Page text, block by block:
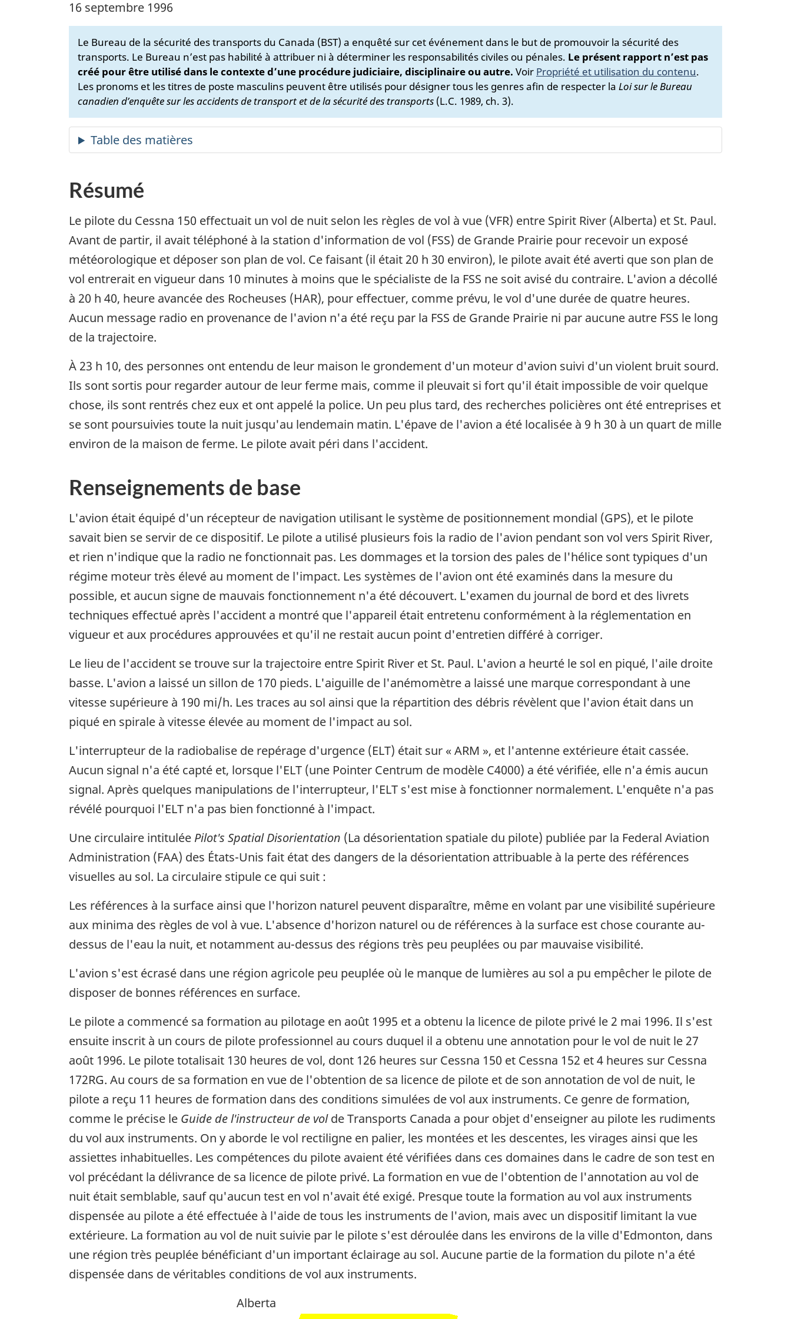
16 septembre 1996
Le Bureau de la sécurité des transports du Canada (BST) a enquêté sur cet événement dans le but de promouvoir la sécurité des
transports. Le Bureau n’est pas habilité à attribuer ni à déterminer les responsabilités civiles ou pénales. Le présent rapport n’est pas
créé pour être utilisé dans le contexte d’une procédure judiciaire, disciplinaire ou autre. Voir Propriété et utilisation du contenu.
Les pronoms et les titres de poste masculins peuvent être utilisés pour désigner tous les genres afin de respecter la Loi sur le Bureau
canadien d’enquête sur les accidents de transport et de la sécurité des transports (L.C. 1989, ch. 3).
Résumé
Le pilote du Cessna 150 effectuait un vol de nuit selon les règles de vol à vue (VFR) entre Spirit River (Alberta) et St. Paul.
Avant de partir, il avait téléphoné à la station d'information de vol (FSS) de Grande Prairie pour recevoir un exposé
météorologique et déposer son plan de vol. Ce faisant (il était 20 h 30 environ), le pilote avait été averti que son plan de
vol entrerait en vigueur dans 10 minutes à moins que le spécialiste de la FSS ne soit avisé du contraire. L'avion a décollé
à 20 h 40, heure avancée des Rocheuses (HAR), pour effectuer, comme prévu, le vol d'une durée de quatre heures.
Aucun message radio en provenance de l'avion n'a été reçu par la FSS de Grande Prairie ni par aucune autre FSS le long
de la trajectoire.
À 23 h 10, des personnes ont entendu de leur maison le grondement d'un moteur d'avion suivi d'un violent bruit sourd.
Ils sont sortis pour regarder autour de leur ferme mais, comme il pleuvait si fort qu'il était impossible de voir quelque
chose, ils sont rentrés chez eux et ont appelé la police. Un peu plus tard, des recherches policières ont été entreprises et
se sont poursuivies toute la nuit jusqu'au lendemain matin. L'épave de l'avion a été localisée à 9 h 30 à un quart de mille
environ de la maison de ferme. Le pilote avait péri dans l'accident.
Renseignements de base
L'avion était équipé d'un récepteur de navigation utilisant le système de positionnement mondial (GPS), et le pilote
savait bien se servir de ce dispositif. Le pilote a utilisé plusieurs fois la radio de l'avion pendant son vol vers Spirit River,
et rien n'indique que la radio ne fonctionnait pas. Les dommages et la torsion des pales de l'hélice sont typiques d'un
régime moteur très élevé au moment de l'impact. Les systèmes de l'avion ont été examinés dans la mesure du
possible, et aucun signe de mauvais fonctionnement n'a été découvert. L'examen du journal de bord et des livrets
techniques effectué après l'accident a montré que l'appareil était entretenu conformément à la réglementation en
vigueur et aux procédures approuvées et qu'il ne restait aucun point d'entretien différé à corriger.
Le lieu de l'accident se trouve sur la trajectoire entre Spirit River et St. Paul. L'avion a heurté le sol en piqué, l'aile droite
basse. L'avion a laissé un sillon de 170 pieds. L'aiguille de l'anémomètre a laissé une marque correspondant à une
vitesse supérieure à 190 mi/h. Les traces au sol ainsi que la répartition des débris révèlent que l'avion était dans un
piqué en spirale à vitesse élevée au moment de l'impact au sol.
L'interrupteur de la radiobalise de repérage d'urgence (ELT) était sur « ARM », et l'antenne extérieure était cassée.
Aucun signal n'a été capté et, lorsque l'ELT (une Pointer Centrum de modèle C4000) a été vérifiée, elle n'a émis aucun
signal. Après quelques manipulations de l'interrupteur, l'ELT s'est mise à fonctionner normalement. L'enquête n'a pas
révélé pourquoi l'ELT n'a pas bien fonctionné à l'impact.
Une circulaire intitulée Pilot's Spatial Disorientation (La désorientation spatiale du pilote) publiée par la Federal Aviation
Administration (FAA) des États-Unis fait état des dangers de la désorientation attribuable à la perte des références
visuelles au sol. La circulaire stipule ce qui suit :
Les références à la surface ainsi que l'horizon naturel peuvent disparaître, même en volant par une visibilité supérieure
aux minima des règles de vol à vue. L'absence d'horizon naturel ou de références à la surface est chose courante au-
dessus de l'eau la nuit, et notamment au-dessus des régions très peu peuplées ou par mauvaise visibilité.
L'avion s'est écrasé dans une région agricole peu peuplée où le manque de lumières au sol a pu empêcher le pilote de
disposer de bonnes références en surface.
Le pilote a commencé sa formation au pilotage en août 1995 et a obtenu la licence de pilote privé le 2 mai 1996. Il s'est
ensuite inscrit à un cours de pilote professionnel au cours duquel il a obtenu une annotation pour le vol de nuit le 27
août 1996. Le pilote totalisait 130 heures de vol, dont 126 heures sur Cessna 150 et Cessna 152 et 4 heures sur Cessna
172RG. Au cours de sa formation en vue de l'obtention de sa licence de pilote et de son annotation de vol de nuit, le
pilote a reçu 11 heures de formation dans des conditions simulées de vol aux instruments. Ce genre de formation,
comme le précise le Guide de l'instructeur de volde Transports Canada a pour objet d'enseigner au pilote les rudiments
du vol aux instruments. On y aborde le vol rectiligne en palier, les montées et les descentes, les virages ainsi que les
assiettes inhabituelles. Les compétences du pilote avaient été vérifiées dans ces domaines dans le cadre de son test en
vol précédant la délivrance de sa licence de pilote privé. La formation en vue de l'obtention de l'annotation au vol de
nuit était semblable, sauf qu'aucun test en vol n'avait été exigé. Presque toute la formation au vol aux instruments
dispensée au pilote a été effectuée à l'aide de tous les instruments de l'avion, mais avec un dispositif limitant la vue
extérieure. La formation au vol de nuit suivie par le pilote s'est déroulée dans les environs de la ville d'Edmonton, dans
une région très peuplée bénéficiant d'un important éclairage au sol. Aucune partie de la formation du pilote n'a été
dispensée dans de véritables conditions de vol aux instruments.
Alberta